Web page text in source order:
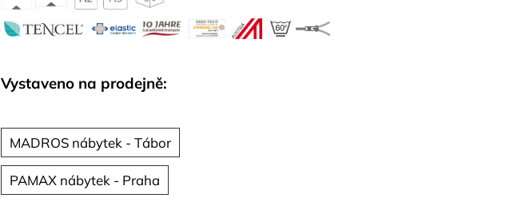
Vystaveno na prodejně:
MADROS nábytek - Tábor
PAMAX nábytek - Praha